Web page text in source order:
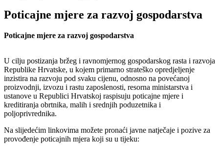
Poticajne mjere za razvoj gospodarstva
Poticajne mjere za razvoj gospodarstva
U cilju postizanja bržeg i ravnomjernog gospodarskog rasta i razvoja
Republike Hrvatske, u kojem primarno strateško opredjeljenje
inzistira na razvoju pod svaku cijenu, odnosno na povećanoj
proizvodnji, izvozu i rastu zaposlenosti, resorna ministarstva i
ustanove u Republici Hrvatskoj raspisuju poticajne mjere i
kreditiranja obrtnika, malih i srednjih poduzetnika i
poljoprivrednika.
Na slijedećim linkovima možete pronaći javne natječaje i pozive za
provođenje poticajnih mjera koji su u tijeku: